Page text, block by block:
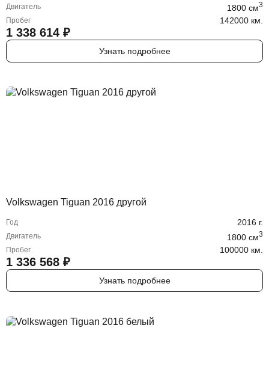
Двигатель 1800 cм3
Пробег 142000 км.
1 338 614 ₽
Узнать подробнее
Volkswagen Tiguan 2016 другой
Год 2016 г.
Двигатель 1800 cм3
Пробег 100000 км.
1 336 568 ₽
Узнать подробнее